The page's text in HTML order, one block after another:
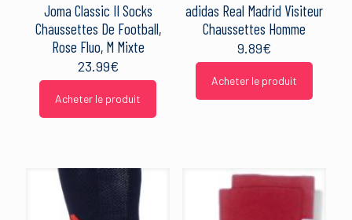
Joma Classic II Socks
Chaussettes De Football,
Rose Fluo, M Mixte
23.99€
Acheter le produit
adidas Real Madrid Visiteur
Chaussettes Homme
9.89€
Acheter le produit